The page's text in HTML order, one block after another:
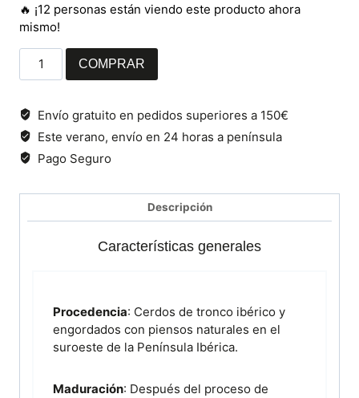
original
era:
6,95 €.
actual
es:
6,45 €.
🔥 ¡12 personas están viendo este producto ahora
mismo!
de
de
campo
50%
cantidad
COMPRAR
Envío gratuito en pedidos superiores a 150€
Este verano, envío en 24 horas a península
Pago Seguro
Descripción
Características generales
Procedencia: Cerdos de tronco ibérico y
engordados con piensos naturales en el
suroeste de la Península Ibérica.
Maduración: Después del proceso de